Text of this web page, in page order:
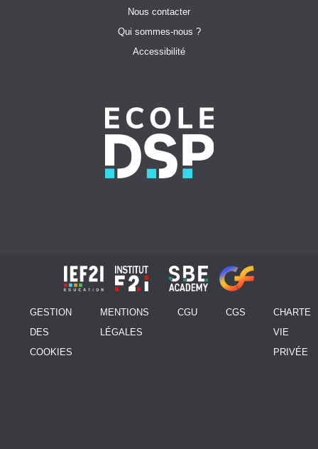
Nous contacter
Qui sommes-nous ?
Accessibilité
GESTION
DES
COOKIES
MENTIONS
LÉGALES
CGU CGS
CHARTE
VIE
PRIVÉE